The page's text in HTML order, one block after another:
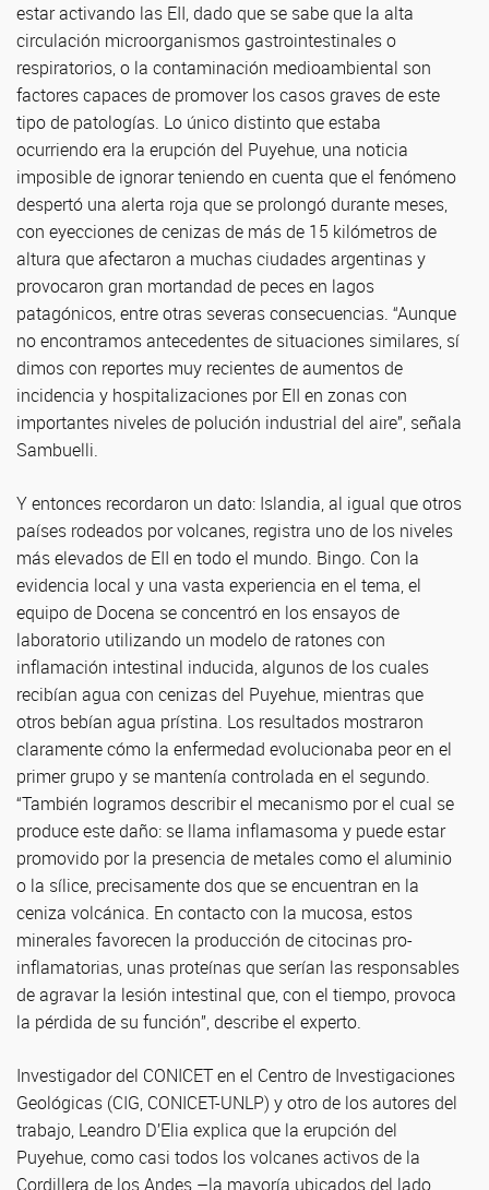
estar activando las EII, dado que se sabe que la alta
circulación microorganismos gastrointestinales o
respiratorios, o la contaminación medioambiental son
factores capaces de promover los casos graves de este
tipo de patologías. Lo único distinto que estaba
ocurriendo era la erupción del Puyehue, una noticia
imposible de ignorar teniendo en cuenta que el fenómeno
despertó una alerta roja que se prolongó durante meses,
con eyecciones de cenizas de más de 15 kilómetros de
altura que afectaron a muchas ciudades argentinas y
provocaron gran mortandad de peces en lagos
patagónicos, entre otras severas consecuencias. “Aunque
no encontramos antecedentes de situaciones similares, sí
dimos con reportes muy recientes de aumentos de
incidencia y hospitalizaciones por EII en zonas con
importantes niveles de polución industrial del aire”, señala
Sambuelli.
Y entonces recordaron un dato: Islandia, al igual que otros
países rodeados por volcanes, registra uno de los niveles
más elevados de EII en todo el mundo. Bingo. Con la
evidencia local y una vasta experiencia en el tema, el
equipo de Docena se concentró en los ensayos de
laboratorio utilizando un modelo de ratones con
inflamación intestinal inducida, algunos de los cuales
recibían agua con cenizas del Puyehue, mientras que
otros bebían agua prístina. Los resultados mostraron
claramente cómo la enfermedad evolucionaba peor en el
primer grupo y se mantenía controlada en el segundo.
“También logramos describir el mecanismo por el cual se
produce este daño: se llama inflamasoma y puede estar
promovido por la presencia de metales como el aluminio
o la sílice, precisamente dos que se encuentran en la
ceniza volcánica. En contacto con la mucosa, estos
minerales favorecen la producción de citocinas pro-
inflamatorias, unas proteínas que serían las responsables
de agravar la lesión intestinal que, con el tiempo, provoca
la pérdida de su función”, describe el experto.
Investigador del CONICET en el Centro de Investigaciones
Geológicas (CIG, CONICET-UNLP) y otro de los autores del
trabajo, Leandro D’Elia explica que la erupción del
Puyehue, como casi todos los volcanes activos de la
Cordillera de los Andes –la mayoría ubicados del lado